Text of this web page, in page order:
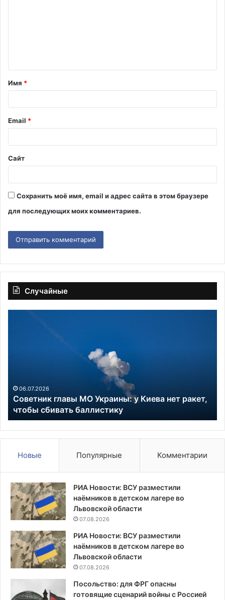
т
а
й
*
Имя *
Email *
Сайт
Сохранить моё имя, email и адрес сайта в этом браузере
для последующих моих комментариев.
Случайные
Советник
ракет,
чтобы
сбивать
баллистику
06.07.2026
Советник главы МО Украины: у Киева нет ракет,
чтобы сбивать баллистику
Новые Популярные Комментарии
РИА Новости: ВСУ разместили
наёмников в детском лагере во
Львовской области
07.08.2026
РИА Новости: ВСУ разместили
наёмников в детском лагере во
Львовской области
07.08.2026
Посольство: для ФРГ опасны
готовящие сценарий войны с Россией